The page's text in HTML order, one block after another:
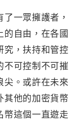
一眾擁護者，
的自由，在各國
究，扶持和管控
不可控制不可摧
尖。或許在未來
其他的加密貨幣
幣這個一直遊走